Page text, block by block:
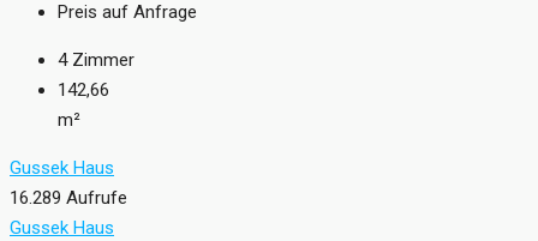
Preis auf Anfrage
4 Zimmer
142,66
m²
Gussek Haus
16.289 Aufrufe
Gussek Haus